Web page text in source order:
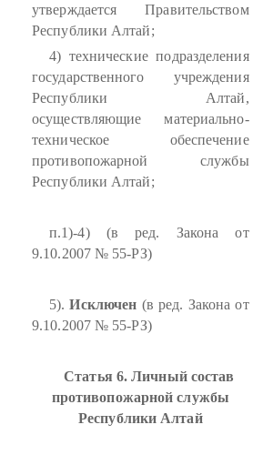
утверждается Правительством
Республики Алтай;
4) технические подразделения
государственного учреждения
Республики Алтай,
осуществляющие материально-
техническое обеспечение
противопожарной службы
Республики Алтай;
п.1)-4) (в ред. Закона от
9.10.2007 № 55-РЗ)
5).Исключен (в ред. Закона от
9.10.2007 № 55-РЗ)
Статья 6. Личный состав
противопожарной службы
Республики Алтай